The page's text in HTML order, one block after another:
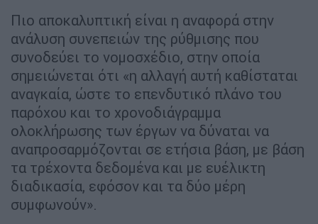
Πιο αποκαλυπτική είναι η αναφορά στην
ανάλυση συνεπειών της ρύθμισης που
συνοδεύει το νομοσχέδιο, στην οποία
σημειώνεται ότι «η αλλαγή αυτή καθίσταται
αναγκαία, ώστε το επενδυτικό πλάνο του
παρόχου και το χρονοδιάγραμμα
ολοκλήρωσης των έργων να δύναται να
αναπροσαρμόζονται σε ετήσια βάση, με βάση
τα τρέχοντα δεδομένα και με ευέλικτη
διαδικασία, εφόσον και τα δύο μέρη
συμφωνούν».